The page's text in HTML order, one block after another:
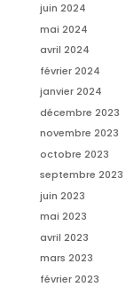
juin 2024
mai 2024
avril 2024
février 2024
janvier 2024
décembre 2023
novembre 2023
octobre 2023
septembre 2023
juin 2023
mai 2023
avril 2023
mars 2023
février 2023